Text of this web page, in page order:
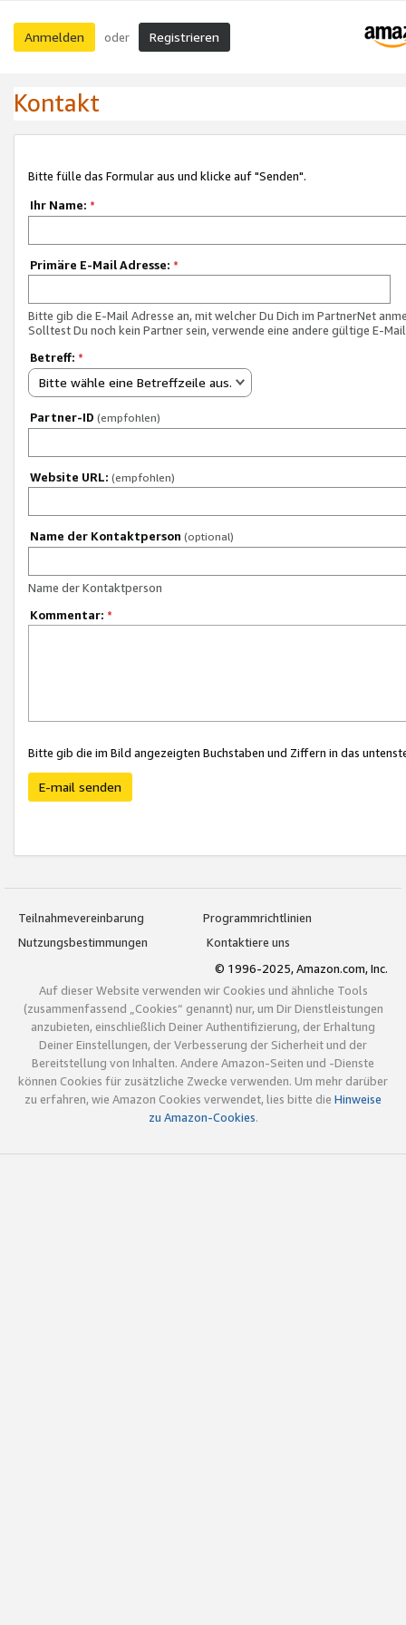
Anmelden oder Registrieren
Kontakt
Bitte fülle das Formular aus und klicke auf "Senden".
Ihr Name: *
Primäre E-Mail Adresse: *
Bitte gib die E-Mail Adresse an, mit welcher Du Dich im PartnerNet
Solltest Du noch kein Partner sein, verwende eine andere gültige E-
Betreff: *
Bitte wähle eine Betreffzeile aus.
Partner-ID (empfohlen)
Website URL: (empfohlen)
Name der Kontaktperson (optional)
Name der Kontaktperson
Kommentar: *
Bitte gib die im Bild angezeigten Buchstaben und Ziffern in das
E-mail senden
Teilnahmevereinbarung
Programmrichtlinien
Nutzungsbestimmungen
Kontaktiere uns
© 1996-2025, Amazon.com, Inc.
Auf dieser Website verwenden wir Cookies und ähnliche Tools
(zusammenfassend „Cookies“ genannt) nur, um Dir Dienstleistungen
anzubieten, einschließlich Deiner Authentifizierung, der Erhaltung
Deiner Einstellungen, der Verbesserung der Sicherheit und der
Bereitstellung von Inhalten. Andere Amazon-Seiten und -Dienste
können Cookies für zusätzliche Zwecke verwenden. Um mehr darüber
zu erfahren, wie Amazon Cookies verwendet, lies bitte die Hinweise
zu Amazon-Cookies.